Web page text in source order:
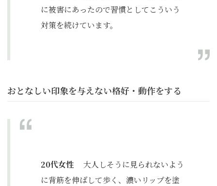
に被害にあったので習慣としてこういう
対策を続けています。
おとなしい印象を与えない格好・動作をする
20代女性 大人しそうに見られないよう
に背筋を伸ばして歩く、濃いリップを塗